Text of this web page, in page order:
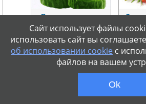
Огуречная диета
Сезонная популярная диета в
варианте меню на 7 дней.
Потеря веса до 5 кг.
обмена
Сайт использует файлы
использовать сайт вы
об использовании cookieс
файлов на вашем
Ok